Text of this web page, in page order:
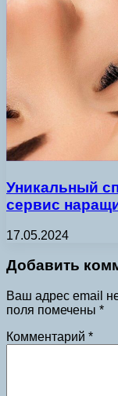
Уникальный
сервис
17.05.2024
Добавить
Ваш адрес email
поля помечены *
Комментарий *